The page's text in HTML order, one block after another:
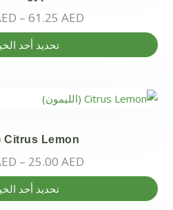
61.25 AED
–
تحديد أحد
هناك
العديد
الأشكال
اختيار
الخيارات
Citrus Lemon (الليمون)
25.00 AED
–
تحديد أحد
هناك
العديد